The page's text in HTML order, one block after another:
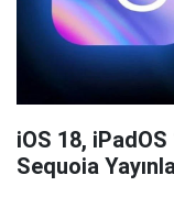
iOS 18,
Sequoia